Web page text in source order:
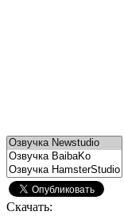
Скачать: